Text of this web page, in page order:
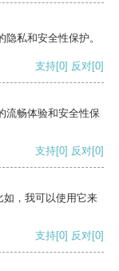
私和安全性保护。
支持[0] 反对[0]
流畅体验和安全性保
支持[0] 反对[0]
如，我可以使用它来
支持[0] 反对[0]